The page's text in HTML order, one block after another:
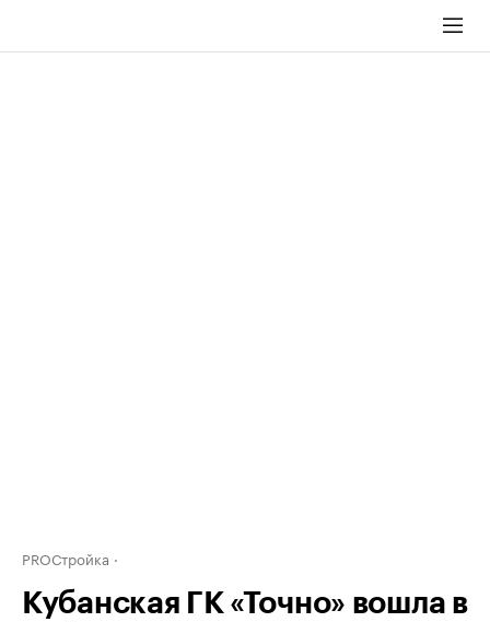
PROСтройка
Кубанская ГК «Точно» вошла в